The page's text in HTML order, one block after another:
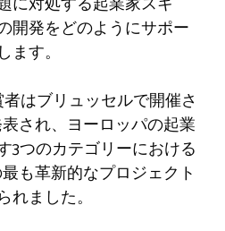
開発をどのようにサポー
す。
はブリュッセルで開催さ
され、ヨーロッパの起業
3つのカテゴリーにおける
も革新的なプロジェクト
ました。